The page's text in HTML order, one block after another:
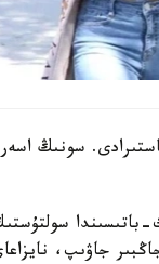
سونىڭ
باتىسىندا
جاڭبىر جاۋىپ،